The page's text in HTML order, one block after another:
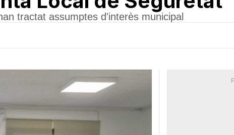
tractat assumptes d'interès municipal